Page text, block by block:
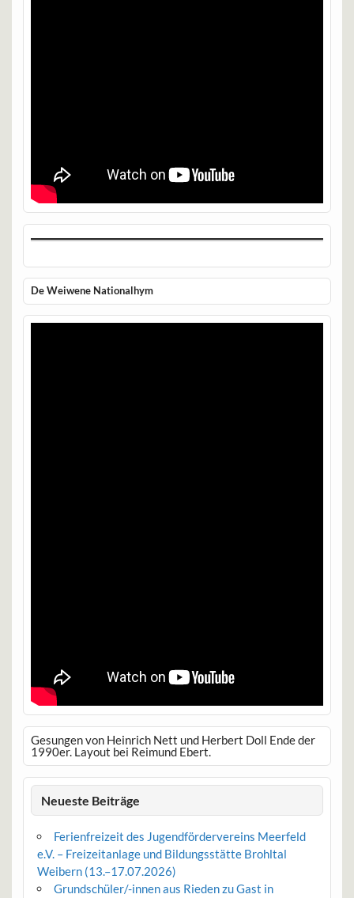
De Weiwene Nationalhym
Gesungen von Heinrich Nett und Herbert Doll Ende der
1990er. Layout bei Reimund Ebert.
Neueste Beiträge
Ferienfreizeit des Jugendfördervereins Meerfeld
e.V. – Freizeitanlage und Bildungsstätte Brohltal
Weibern (13.–17.07.2026)
Grundschüler/-innen aus Rieden zu Gast in